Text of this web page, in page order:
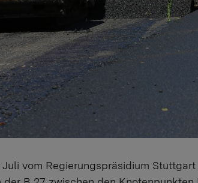
Juli vom Regierungspräsidium